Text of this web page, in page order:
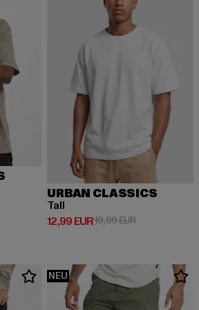
22,99 EUR
URBAN CLASSICS
Tall
12,99 EUR
Derzeitiger Preis: 12,99 EUR
19,99 EURAktionspreis:
NEU